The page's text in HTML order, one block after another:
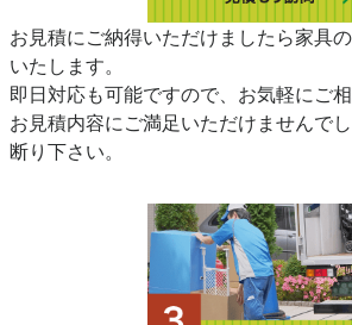
お見積にご納得いただけましたら家具
いたします。
即日対応も可能ですので、お気軽にご相
お見積内容にご満足いただけませんで
断り下さい。